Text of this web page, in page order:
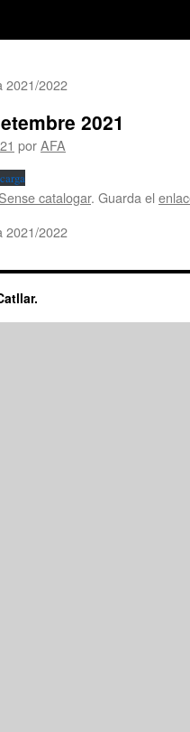
2021/2022
2021
porAFA
Sense catalogar. Guarda el
2021/2022